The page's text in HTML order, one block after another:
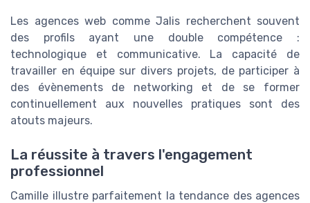
Les agences web comme Jalis recherchent souvent
des profils ayant une double compétence :
technologique et communicative. La capacité de
travailler en équipe sur divers projets, de participer à
des évènements de networking et de se former
continuellement aux nouvelles pratiques sont des
atouts majeurs.
La réussite à travers l'engagement
professionnel
Camille illustre parfaitement la tendance des agences